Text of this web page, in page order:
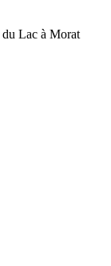
du Lac à Morat